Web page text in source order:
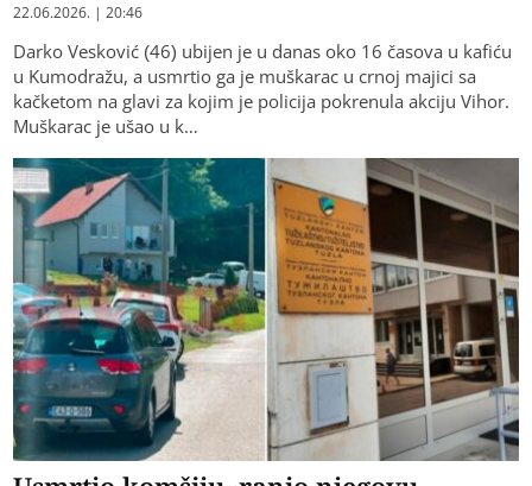
22.06.2026. | 20:46
Darko Vesković (46) ubijen je u danas oko 16 časova u kafiću
u Kumodražu, a usmrtio ga je muškarac u crnoj majici sa
kačketom na glavi za kojim je policija pokrenula akciju Vihor.
Muškarac je ušao u k…